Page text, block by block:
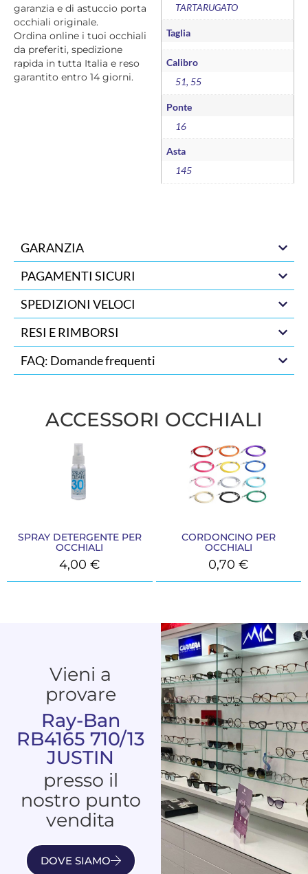
garanzia e di astuccio porta
occhiali originale.
Ordina online i tuoi occhiali
da preferiti, spedizione
rapida in tutta Italia e reso
garantito entro 14 giorni.
TARTARUGATO
Taglia
Calibro
51, 55
Ponte
16
Asta
145
GARANZIA
PAGAMENTI SICURI
SPEDIZIONI VELOCI
RESI E RIMBORSI
FAQ: Domande frequenti
ACCESSORI OCCHIALI
SPRAY DETERGENTE PER
OCCHIALI
4,00€
CORDONCINO PER
OCCHIALI
0,70€
Vieni a
provare
Ray-Ban
RB4165 710/13
JUSTIN
presso il
nostro punto
vendita
DOVE SIAMO